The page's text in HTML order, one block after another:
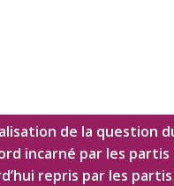
de la question
incarné par les partis
repris par les